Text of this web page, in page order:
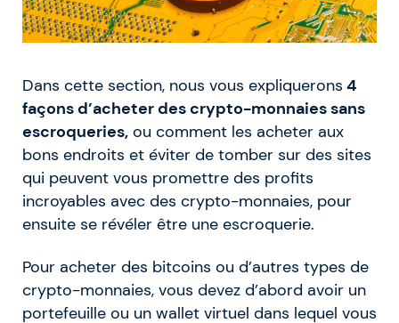
Dans cette section, nous vous expliquerons 4
façons d’acheter des crypto-monnaies sans
escroqueries, ou comment les acheter aux
bons endroits et éviter de tomber sur des sites
qui peuvent vous promettre des profits
incroyables avec des crypto-monnaies, pour
ensuite se révéler être une escroquerie.
Pour acheter des bitcoins ou d’autres types de
crypto-monnaies, vous devez d’abord avoir un
portefeuille ou un wallet virtuel dans lequel vous